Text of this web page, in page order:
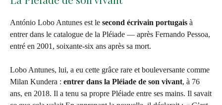
António Lobo Antunes est le second écrivain portugais à
entrer dans le catalogue de la Pléiade — après Fernando Pessoa,
entré en 2001, soixante-six ans après sa mort.
Lobo Antunes, lui, a eu cette grâce rare et bouleversante comme
Milan Kundera : entrer dans la Pléiade de son vivant, à 76
ans, en 2018. Il a tenu sa propre Pléiade entre ses mains. Il savait